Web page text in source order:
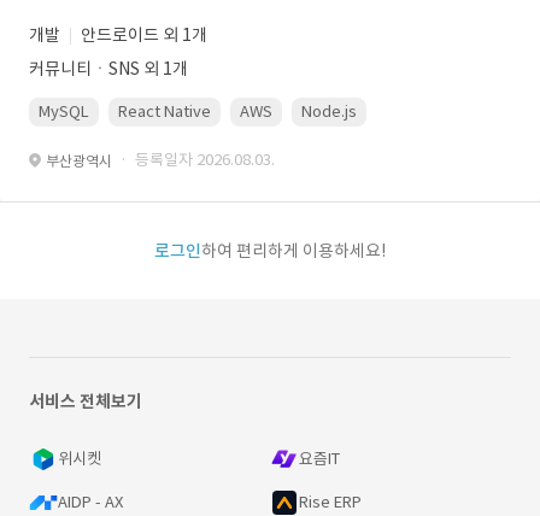
개발
안드로이드 외 1개
커뮤니티ㆍSNS 외 1개
MySQL React Native AWS Node.js
부산광역시 · 등록일자 2026.08.03.
로그인하여 편리하게 이용하세요!
서비스 전체보기
위시켓 요즘IT
AIDP - AX Rise ERP